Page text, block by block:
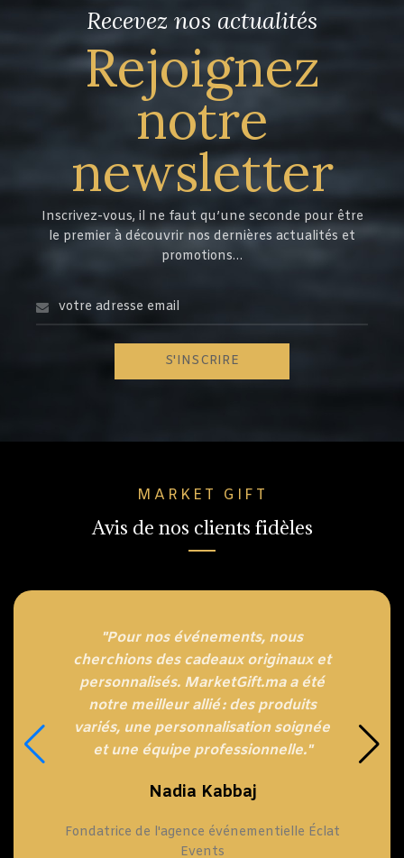
Recevez nos actualités
Rejoignez
notre
newsletter
Inscrivez-vous, il ne faut qu’une seconde pour être
le premier à découvrir nos dernières actualités et
promotions…
MARKET GIFT
Avis de nos clients fidèles
"Pour nos événements, nous
cherchions des cadeaux originaux et
personnalisés. MarketGift.ma a été
notre meilleur allié : des produits
variés, une personnalisation soignée
et une équipe professionnelle."
Nadia Kabbaj
Fondatrice de l'agence événementielle Éclat
Events